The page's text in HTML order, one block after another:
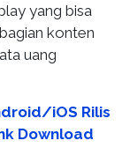
yang bisa
konten
uang
iOS Rilis
Download